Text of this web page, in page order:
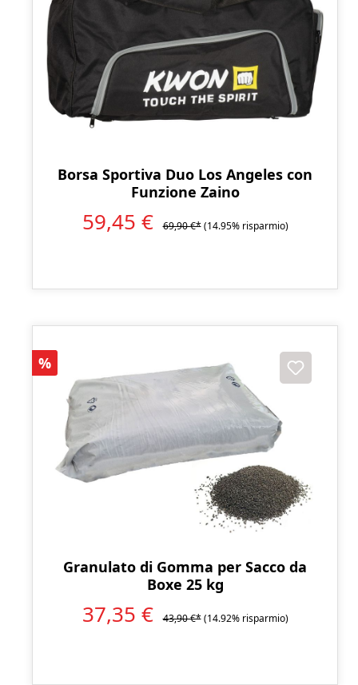
Borsa Sportiva Duo Los Angeles con
Funzione Zaino
59,45 € 69,90 €* (14.95% risparmio)
Sconto
%
Granulato di Gomma per Sacco da
Boxe 25 kg
37,35 € 43,90 €* (14.92% risparmio)